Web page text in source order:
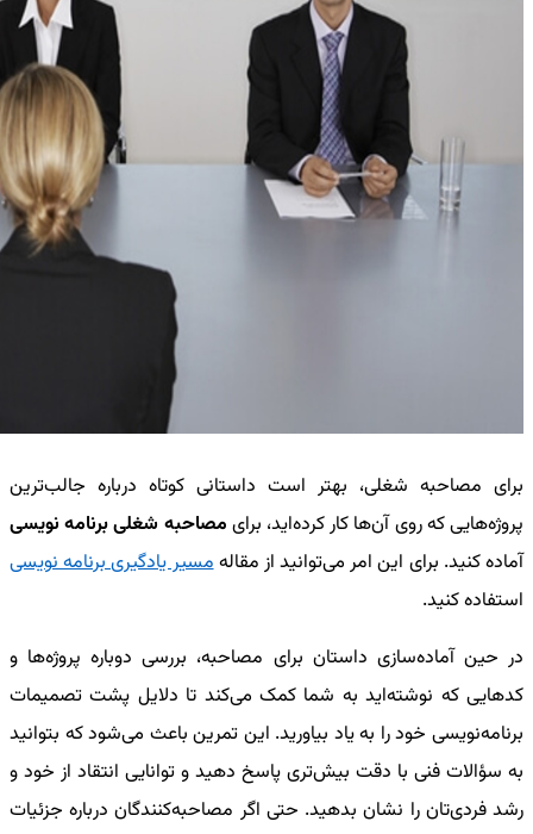
برای مصاحبه شغلی، بهتر است داستانی کوتاه درباره جالب‌ترین
پروژه‌هایی که روی آن‌ها کار کرده‌اید، برای مصاحبه شغلی برنامه نویسی
آماده کنید. برای این امر می‌توانید از مقالهمسیر یادگیری برنامه نویسی
استفاده کنید.
در حین آماده‌سازی داستان برای مصاحبه، بررسی دوباره پروژه‌ها و
کدهایی که نوشته‌اید به شما کمک می‌کند تا دلایل پشت تصمیمات
برنامه‌نویسی خود را به یاد بیاورید. این تمرین باعث می‌شود که بتوانید
به سؤالات فنی با دقت بیش‌تری پاسخ دهید و توانایی انتقاد از خود و
رشد فردی‌تان را نشان بدهید. حتی اگر مصاحبه‌کنندگان درباره جزئیات